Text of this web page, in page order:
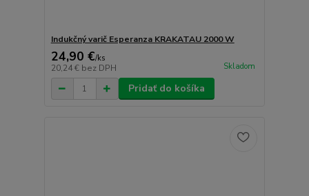
Indukčný varič Esperanza KRAKATAU 2000 W
24,90 €/ks
20,24 € bez DPH Skladom
Pridať do košíka